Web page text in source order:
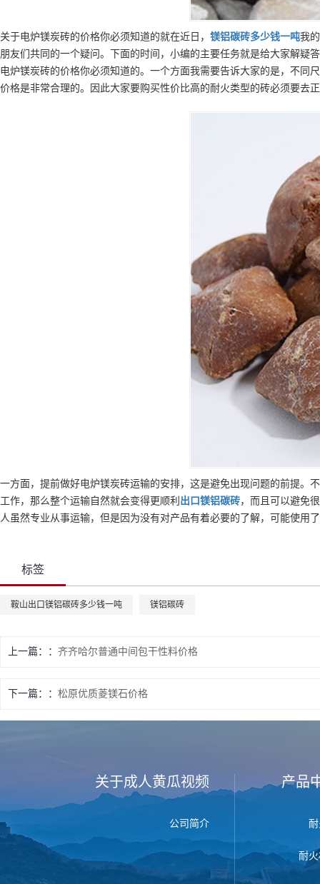
关于电炉镁炭砖的价格你必须知道的就在近日， 镁铝碳砖多少钱一吨我
朋友们共同的一个疑问。下面的时间，小编的主要任务就是给大家解疑
电炉镁炭砖的价格你必须知道的。一个方面我需要告诉大家的是，不同
价格是非常合理的。因此大家要购买性价比高的耐火类型的砖必须要去
一方面，提前做好电炉镁炭砖运输的安排，这是避免出现问题的前提。
工作，那么整个运输自然就会变得更顺利 出口镁铝碳砖，而且可以避免
人虽然专业从事运输，但是因为没有对产品有着必要的了解，可能使用
标签
鞍山出口镁铝碳砖多少钱一吨 镁铝碳砖
上一篇： 齐齐哈尔普通中间包干性料价格
下一篇： 松原优质菱镁石价格
关于成人黄瓜视频
公司简介
产品
耐